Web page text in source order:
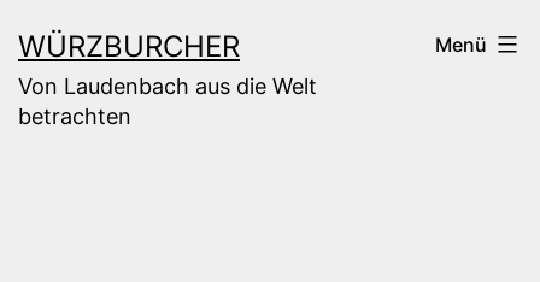
Inhalt
springen
WÜRZBURCHER
Von Laudenbach aus die Welt
betrachten
Menü